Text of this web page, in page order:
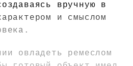
вручную в
и смыслом
овладеть ремеслом